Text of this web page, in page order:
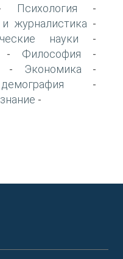
Психология -
журналистика -
науки -
- Философия -
- Экономика -
-
-